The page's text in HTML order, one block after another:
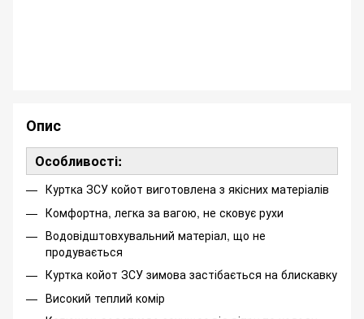
Опис
Особливості:
Куртка ЗСУ койот виготовлена з якісних матеріалів
Комфортна, легка за вагою, не сковує рухи
Водовідштовхувальний матеріал, що не
продувається
Куртка койот ЗСУ зимова застібається на блискавку
Високий теплий комір